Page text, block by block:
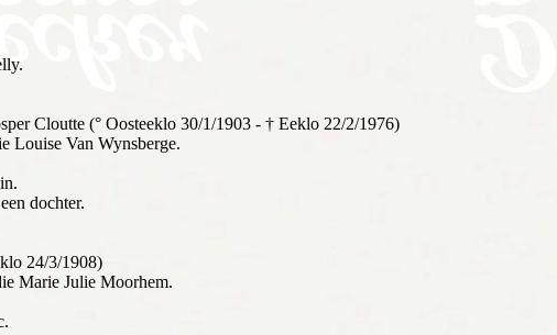
Cloutte (° Oosteeklo 30/1/1903 - † Eeklo 22/2/1976)
Louise Van Wynsberge.
dochter.
24/3/1908)
Marie Julie Moorhem.